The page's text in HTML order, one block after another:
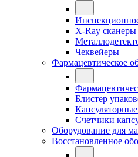
X-Ray сканеры
Чеквейеры
Фармацевтическое
Блистер
Счетчики
Оборудование для
Восстановленное